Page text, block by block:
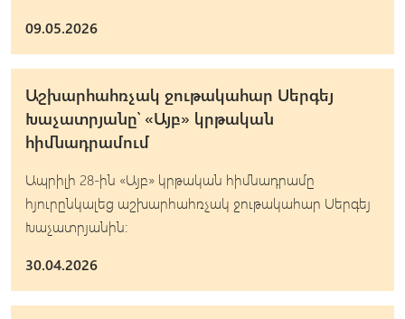
09.05.2026
Աշխարհահռչակ ջութակահար Սերգեյ
Խաչատրյանը՝ «Այբ» կրթական
հիմնադրամում
Ապրիլի 28-ին «Այբ» կրթական հիմնադրամը
հյուրընկալեց աշխարհահռչակ ջութակահար Սերգեյ
Խաչատրյանին:
30.04.2026